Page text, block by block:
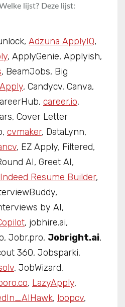
lijst? Deze lijst:
Adzuna ApplyIQ,
, ApplyGenie, Applyish,
, BeamJobs, Big
, Candycv, Canva,
career.io,
Cover Letter
cvmaker, DataLynn,
, EZ Apply, Filtered,
AI, Greet AI,
Indeed Resume Builder,
by AI,
, jobhire.ai,
Jobr.pro, Jobright.ai,
360, Jobsparki,
, JobWizard,
, LazyApply,
, loopcv,